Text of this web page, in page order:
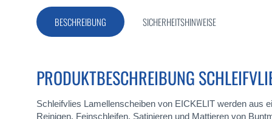
BESCHREIBUNG
PRODUKTBESCHREIBUNG
Schleifvlies Lamellenscheiben von EICKELIT werden aus
Reinigen, Feinschleifen, Satinieren und Mattieren von
SICHERHEITSHINWEISE